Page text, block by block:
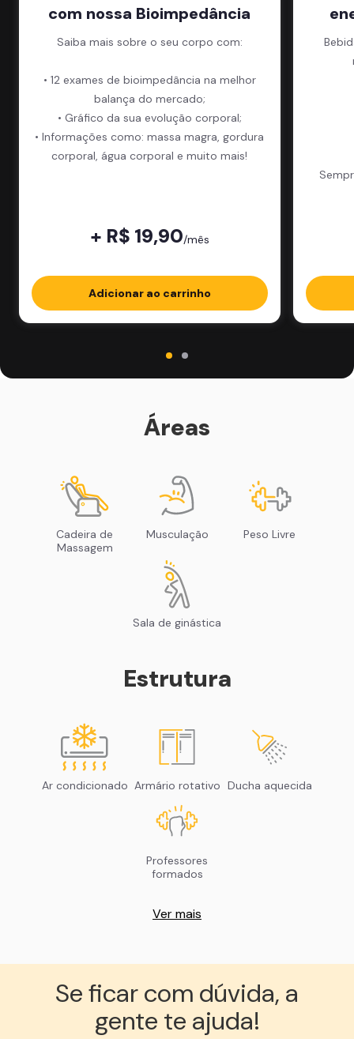
com nossa Bioimpedância
Saiba mais sobre o seu corpo com:
• 12 exames de bioimpedância na melhor
balança do mercado;
• Gráfico da sua evolução corporal;
• Informações como: massa magra, gordura
corporal, água corporal e muito mais!
+ R$ 19,90/mês
Adicionar ao carrinho
Áreas
Cadeira de
Massagem
Musculação Peso Livre
Sala de ginástica
Estrutura
Ar condicionado Armário rotativo Ducha aquecida
Professores
formados
Ver mais
Se ficar com dúvida, a
gente te ajuda!︎